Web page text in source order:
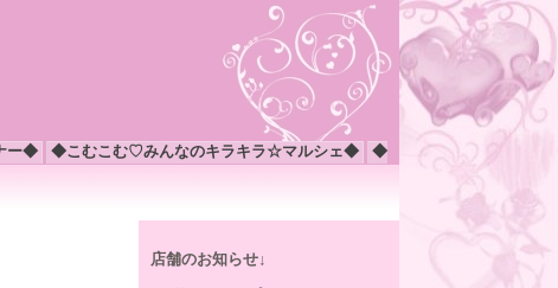
ー◆ ◆こむこむ♡みんなのキラキラ☆マルシェ◆
◆
店舗のお知らせ↓